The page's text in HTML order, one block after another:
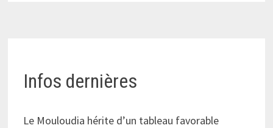
Infos dernières
Le Mouloudia hérite d’un tableau favorable